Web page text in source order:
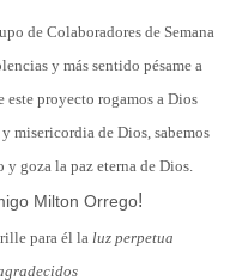
de Colaboradores de Semana
y más sentido pésame a
proyecto rogamos a Dios
misericordia de Dios, sabemos
y goza la paz eterna de Dios.
Milton Orrego!
para él la luz perpetua